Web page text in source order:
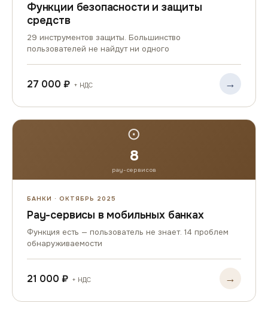
Функции безопасности и защиты
средств
29 инструментов защиты. Большинство
пользователей не найдут ни одного
27 000 ₽ + НДС →
⊙
8
pay-сервисов
БАНКИ · ОКТЯБРЬ 2025
Pay-сервисы в мобильных банках
Функция есть — пользователь не знает. 14 проблем
обнаруживаемости
21 000 ₽ + НДС →